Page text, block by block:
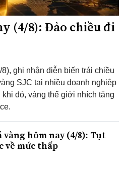
(4/8): Đảo chiều đi
ghi nhận diễn biến trái chiều
SJC tại nhiều doanh nghiệp
đó, vàng thế giới nhích tăng
vàng hôm nay (4/8): Tụt
về mức thấp